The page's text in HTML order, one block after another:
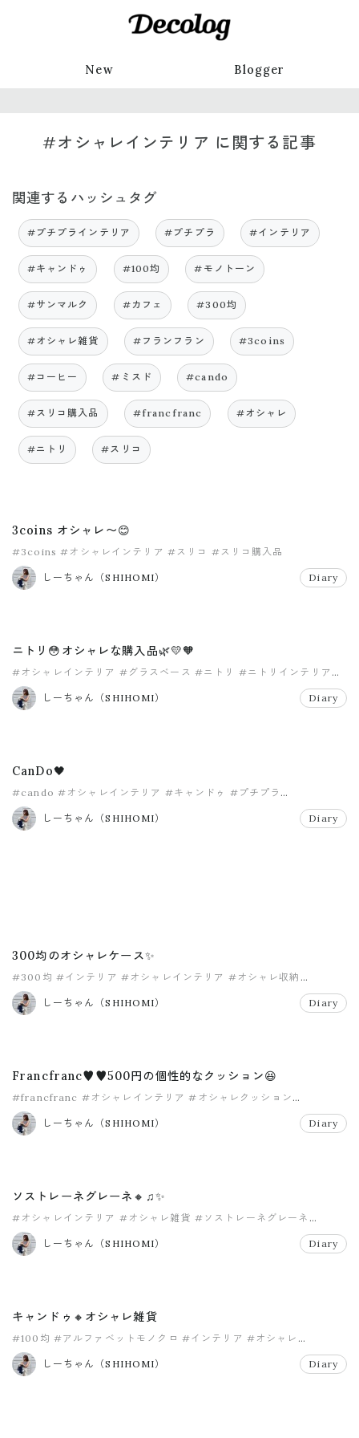
New Blogger
#オシャレインテリア に関する記事
関連するハッシュタグ
#プチプラインテリア #プチプラ #インテリア
#キャンドゥ #100均 #モノトーン
#サンマルク #カフェ #300均
#オシャレ雑貨 #フランフラン #3coins
#コーヒー #ミスド #cando
#スリコ購入品 #francfranc #オシャレ
#ニトリ #スリコ
3coins オシャレ〜😊
#3coins #オシャレインテリア #スリコ #スリコ購入品
しーちゃん（SHIHOMI） Diary
ニトリ😳オシャレな購入品🌿💛🧡
#オシャレインテリア #グラスベース #ニトリ
#ニトリインテリア
#ハンギンググリーン
しーちゃん（SHIHOMI）
Diary
CanDo🖤
#cando #オシャレインテリア #キャンドゥ #プチプラ
#プチプラインテリア
しーちゃん（SHIHOMI）
Diary
300均のオシャレケース✨
#300均 #インテリア #オシャレインテリア #オシャレ収納
#プチプラ
しーちゃん（SHIHOMI）
Diary
Francfranc♥️♥️500円の個性的なクッション😆
#francfranc #オシャレインテリア #オシャレクッション
#ファストフード
しーちゃん（SHIHOMI）
Diary
ソストレーネグレーネ🔸♫✨
#オシャレインテリア #オシャレ雑貨 #ソストレーネグレーネ
#プチプラ
しーちゃん（SHIHOMI）
Diary
キャンドゥ🔸オシャレ雑貨
#100均 #アルファベットモノクロ #インテリア #オシャレ
#オシャレインテリア
しーちゃん（SHIHOMI）
Diary